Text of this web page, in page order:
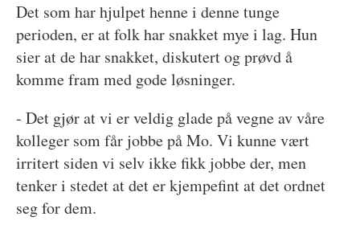
Det som har hjulpet henne i denne tunge
perioden, er at folk har snakket mye i lag. Hun
sier at de har snakket, diskutert og prøvd å
komme fram med gode løsninger.
- Det gjør at vi er veldig glade på vegne av våre
kolleger som får jobbe på Mo. Vi kunne vært
irritert siden vi selv ikke fikk jobbe der, men
tenker i stedet at det er kjempefint at det ordnet
seg for dem.